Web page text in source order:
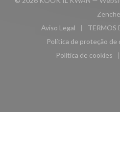
Aviso Legal
((abre numa nova
TERMOS
Política de proteção de
Política de cookies
((abre